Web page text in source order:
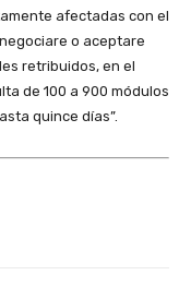
afectadas con el
o aceptare
retribuidos, en el
de 100 a 900 módulos
quince días”.